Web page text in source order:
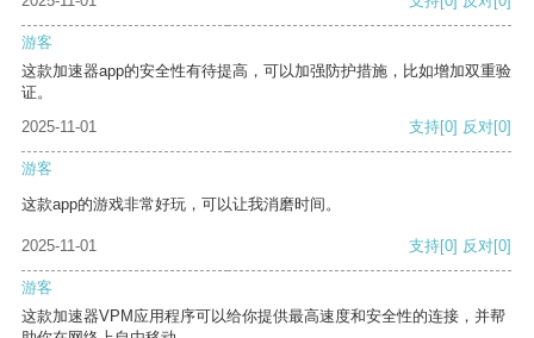
游客
这款加速器app的安全性有待提高，可以加强防护措施，比如增加双重验
证。
2025-11-01
支持[0] 反对[0]
游客
这款app的游戏非常好玩，可以让我消磨时间。
2025-11-01 支持[0] 反对[0]
游客
这款加速器VPM应用程序可以给你提供最高速度和安全性的连接，并帮